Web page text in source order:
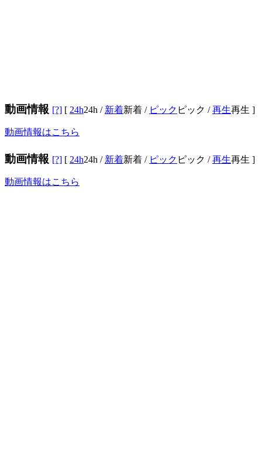
動画情報 [?] [ 24h24h / 新着新着 / ピック ピック /再生再生 ]
動画情報はこちら
動画情報 [?] [ 24h24h / 新着新着 / ピック ピック /再生再生 ]
動画情報はこちら